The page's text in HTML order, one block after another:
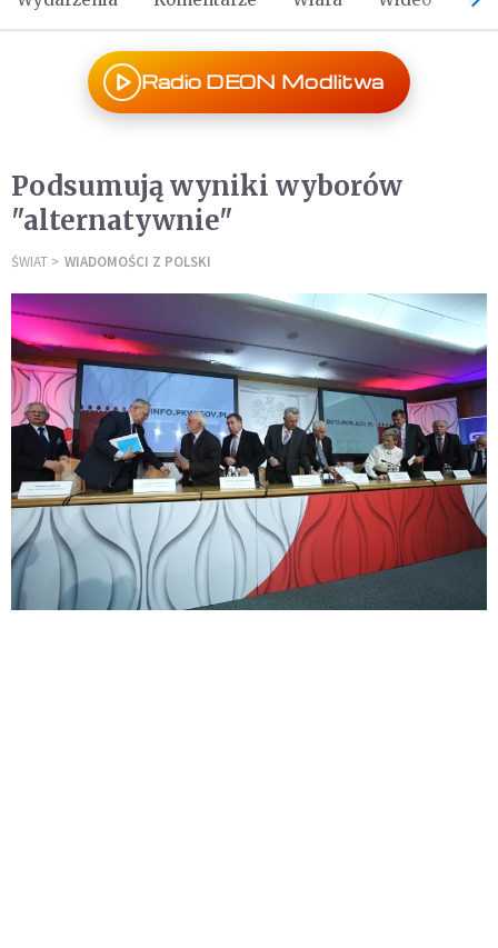
Radio DEON Modlitwa
Podsumują wyniki wyborów
"alternatywnie"
ŚWIAT WIADOMOŚCI Z POLSKI